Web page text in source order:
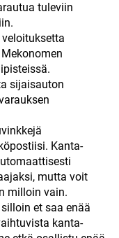
tuleviin
sijaisauton
Kanta-
mutta voit
milloin vain.
et saa enää
kanta-